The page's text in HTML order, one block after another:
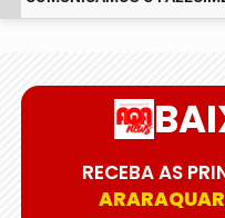
RECEBA AS